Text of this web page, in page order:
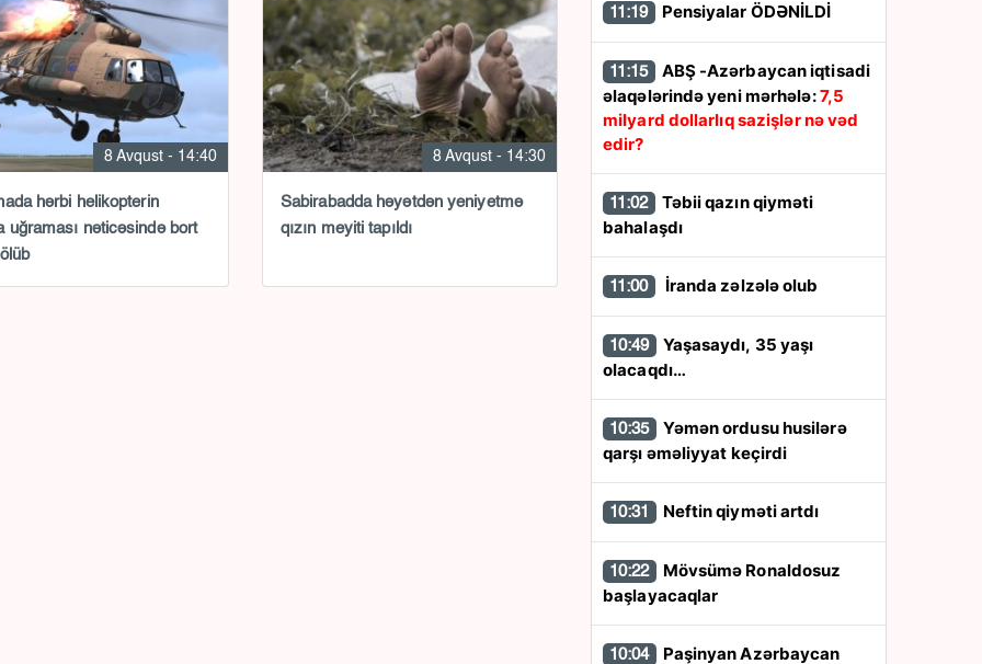
8 Avqust - 14:40
hərbi helikopterin
uğraması nəticəsində bort
8 Avqust - 14:30
Sabirabadda həyətdən yeniyetmə
qızın meyiti tapıldı
11:19 Pensiyalar ÖDƏNİLDİ
11:15
əlaqələrində yeni mərhələ:7,5
milyard dollarlıq sazişlər nə vəd
edir?
11:02
bahalaşdı
11:00 İranda zəlzələ olub
10:49
olacaqdı…
10:35
qarşı əməliyyat keçirdi
10:31 Neftin qiyməti artdı
10:22
başlayacaqlar
10:04